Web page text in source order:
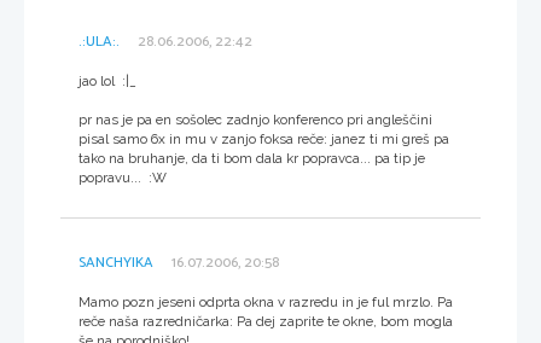
.:ULA:. 28.06.2006, 22:42
jao lol :|_
pr nas je pa en sošolec zadnjo konferenco pri angleščini
pisal samo 6x in mu v zanjo foksa reče: janez ti mi greš pa
tako na bruhanje, da ti bom dala kr popravca... pa tip je
popravu... :W
SANCHYIKA 16.07.2006, 20:58
Mamo pozn jeseni odprta okna v razredu in je ful mrzlo. Pa
reče naša razredničarka: Pa dej zaprite te okne, bom mogla